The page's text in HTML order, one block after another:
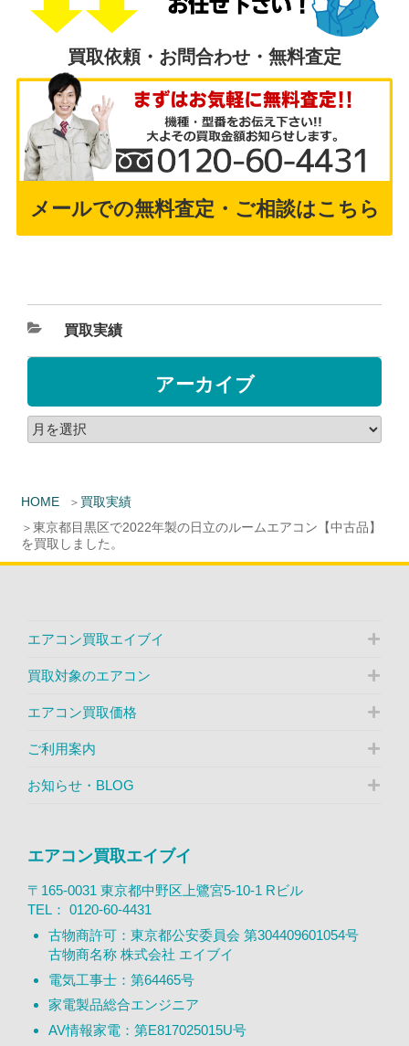
HOME
買取実績
東京都目黒区で2022年製の日立のルームエアコン【中古品】
を買取しました。
買取依頼・お問合わせ・無料査定
メールでの無料査定・ご相談はこちら
買取実績
アーカイブ
エアコン買取エイブイ
買取対象のエアコン
エアコン買取価格
ご利用案内
お知らせ・BLOG
エアコン買取エイブイ
〒165-0031 東京都中野区上鷺宮5-10-1 Rビル
TEL： 0120-60-4431
古物商許可：東京都公安委員会 第304409601054号
古物商名称 株式会社 エイブイ
電気工事士：第64465号
家電製品総合エンジニア
AV情報家電：第E817025015U号